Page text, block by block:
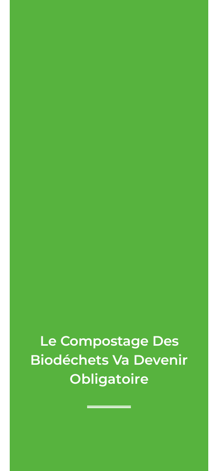
Le Compostage Des
Biodéchets Va Devenir
Obligatoire